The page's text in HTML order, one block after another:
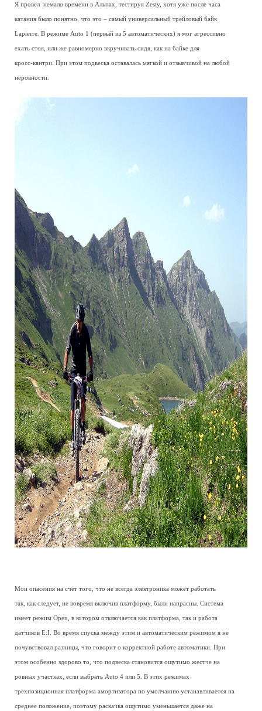
Я провел немало времени в Альпах, тестируя Zesty, хотя уже после часа
катания было понятно, что это – самый универсальный трейловый байк
Lapierre. В режиме Auto 1 (первый из 5 автоматических) я мог агрессивно
ехать стоя, или же равномерно вкручивать сидя, как на байке для
кросс-кантри. При этом подвеска оставалась мягкой и отзывчивой на любой
неровности.
Мои опасения на счет того, что не всегда электроника может работать
так, как следует, не вовремя включив платформу, были напрасны. Система
имеет режим Open, в котором отключается как платформа, так и работа
датчиков E:I. Во время спуска между этим и автоматическим режимом я не
почувствовал разницы, что говорит о корректной работе автоматики. При
этом особенно здорово то, что подвеска становится ощутимо жестче на
ровных участках, если выбрать Auto 4 или 5. В этих режимах
трехпозиционная платформа амортизатора по умолчанию устанавливается на
среднее положение, поэтому раскачка ощутимо уменьшается даже на